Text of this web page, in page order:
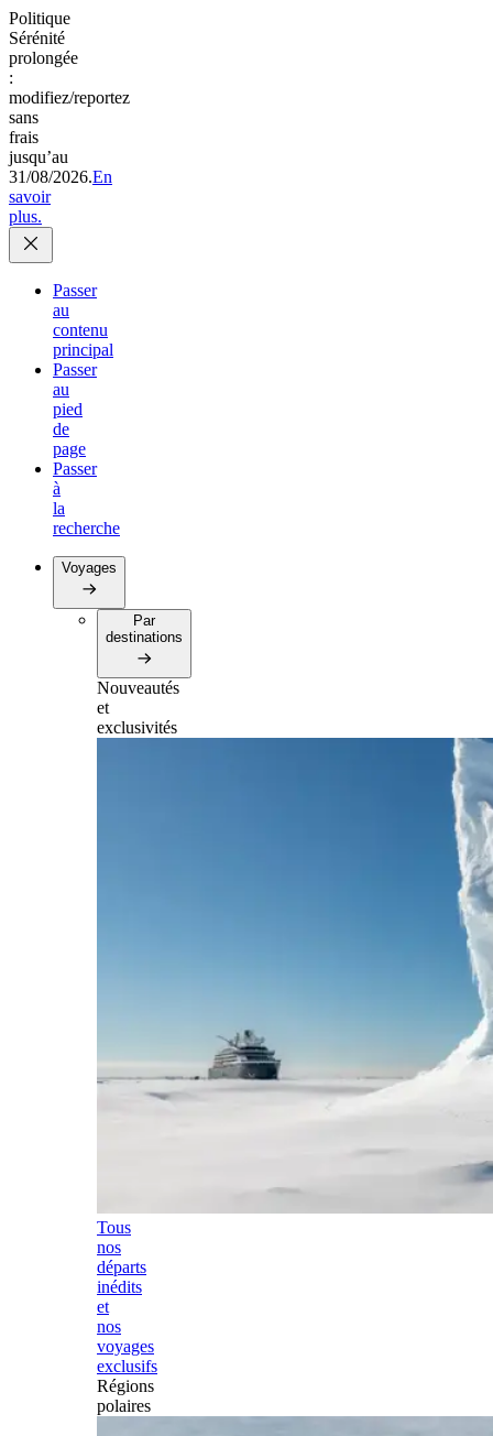
Politique
Sérénité
prolongée
:
modifiez/reportez
sans
frais
jusqu’au
31/08/2026.En
savoir
plus.
Passer
au
contenu
principal
Passer
au
pied
de
page
Passer
à
la
recherche
Voyages
Par
destinations
Nouveautés
et
exclusivités
Tous
nos
départs
inédits
et
nos
voyages
exclusifs
Régions
polaires